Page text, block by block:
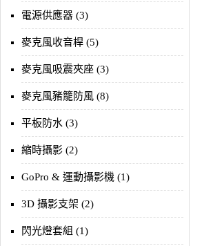
電源供應器 (3)
麥克風收音桿 (5)
麥克風吸震夾座 (3)
麥克風豬籠防風 (8)
平板防水 (3)
縮時攝影 (2)
GoPro & 運動攝影機 (1)
3D 攝影支架 (2)
閃光燈套組 (1)